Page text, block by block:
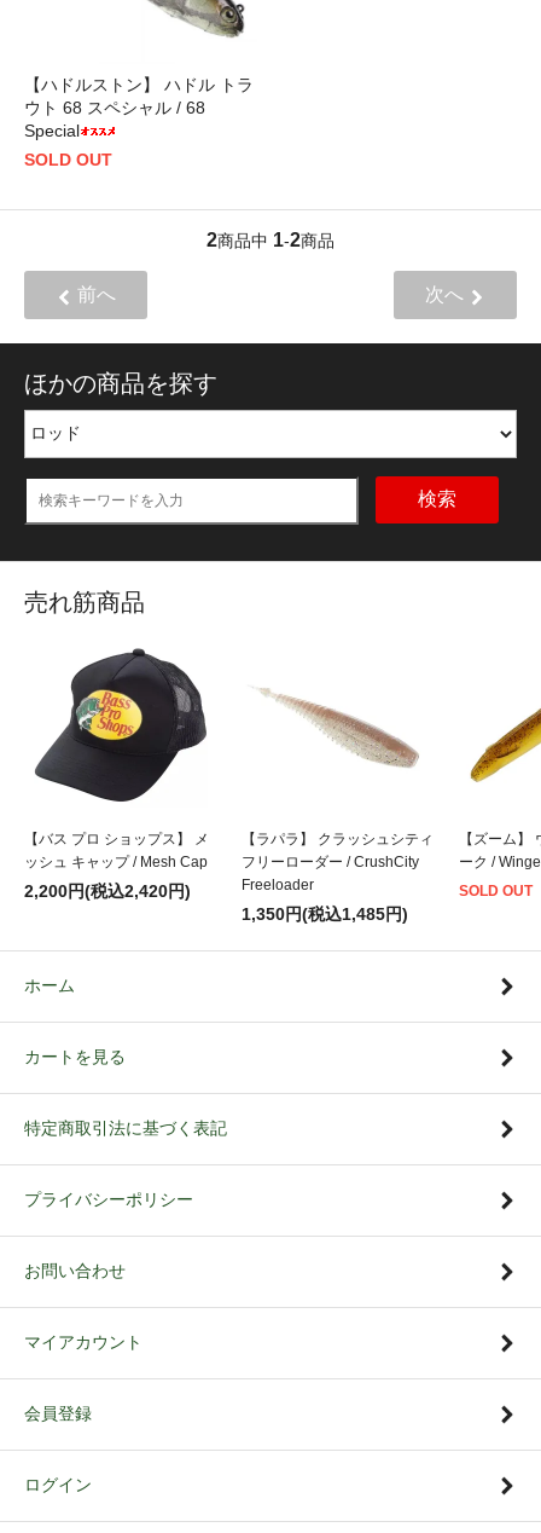
【ハドルストン】 ハドル トラ
ウト 68 スペシャル / 68
Special
SOLD OUT
2商品中 1-2商品
前へ 次へ
ほかの商品を探す
検索
売れ筋商品
【バス プロ ショップス】 メ
ッシュ キャップ / Mesh Cap
2,200円(税込2,420円)
【ラパラ】 クラッシュシティ
フリーローダー / CrushCity
Freeloader
1,350円(税込1,485円)
【ズーム】
ーク /
SOLD OUT
ホーム
カートを見る
特定商取引法に基づく表記
プライバシーポリシー
お問い合わせ
マイアカウント
会員登録
ログイン